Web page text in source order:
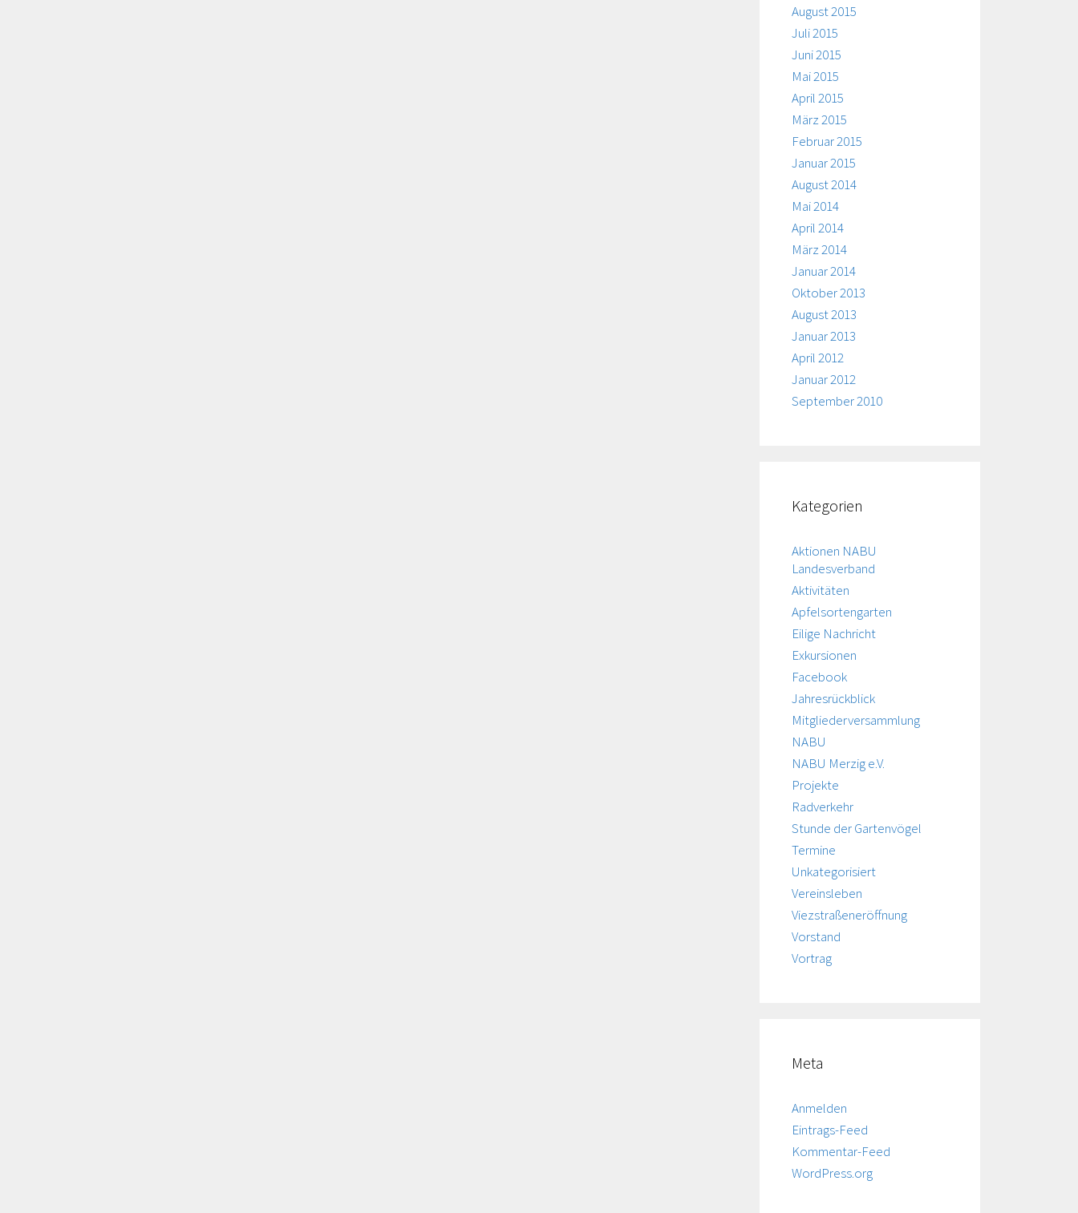
August 2015
Juli 2015
Juni 2015
Mai 2015
April 2015
März 2015
Februar 2015
Januar 2015
August 2014
Mai 2014
April 2014
März 2014
Januar 2014
Oktober 2013
August 2013
Januar 2013
April 2012
Januar 2012
September 2010
Kategorien
Aktionen NABU
Landesverband
Aktivitäten
Apfelsortengarten
Eilige Nachricht
Exkursionen
Facebook
Jahresrückblick
Mitgliederversammlung
NABU
NABU Merzig e.V.
Projekte
Radverkehr
Stunde der Gartenvögel
Termine
Unkategorisiert
Vereinsleben
Viezstraßeneröffnung
Vorstand
Vortrag
Meta
Anmelden
Eintrags-Feed
Kommentar-Feed
WordPress.org